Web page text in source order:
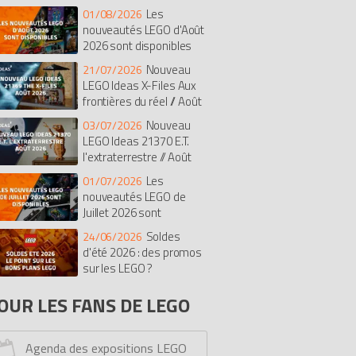
Botanicals
Super Mario
des Caraïbes
The Batman Movie
Buildings Collection
Jones
Duplo
The LEGO Movie
Chima Saisonnier
Castle
Knights
Ghostbusters
Stranger Things
Le Hobbit
Hidden Side
Overwatch
Fortnite Pirates
Simpsons
1 (F1)
Monkie Kid
Avatar
doo
One Piece
Story
Tortues Ninja
Unikitty
Functions
Monster Fighters
Factory
Dreamzzz
Kingdoms
Bob l'éponge
Serious Play
Sketches
Mindstorms
Dino
01/08/2026 Les
nouveautés LEGO d'Août
2026 sont disponibles
21/07/2026 Nouveau
LEGO Ideas X-Files Aux
frontières du réel // Août
03/07/2026 Nouveau
LEGO Ideas 21370 E.T.
l'extraterrestre // Août
01/07/2026 Les
nouveautés LEGO de
Juillet 2026 sont
24/06/2026 Soldes
d'été 2026 : des promos
sur les LEGO ?
LES FANS DE LEGO
Agenda des expositions LEGO